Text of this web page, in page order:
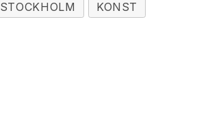
STOCKHOLM KONST